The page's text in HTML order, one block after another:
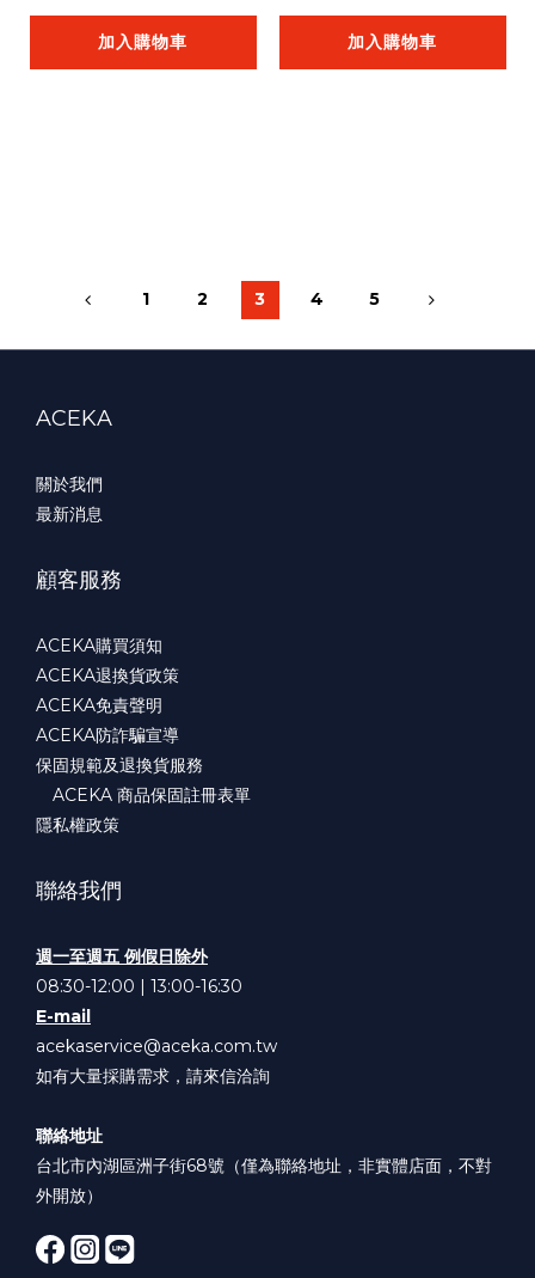
加入購物車 加入購物車
1 2 3 4 5
ACEKA
關於我們
最新消息
顧客服務
ACEKA購買須知
ACEKA退換貨政策
ACEKA免責聲明
ACEKA防詐騙宣導
保固規範及退換貨服務
ACEKA 商品保固註冊表單
隱私權政策
聯絡我們
週一至週五 例假日除外
08:30-12:00 | 13:00-16:30
E-mail
acekaservice@aceka.com.tw
如有大量採購需求，請來信洽詢
聯絡地址
台北市內湖區洲子街68號（僅為聯絡地址，非實體店面，不對
外開放）